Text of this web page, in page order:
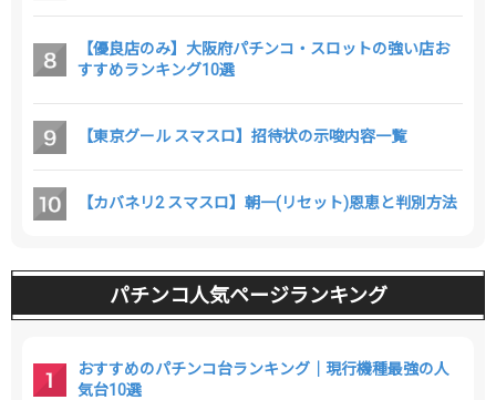
【優良店のみ】大阪府パチンコ・スロットの強い店お
すすめランキング10選
【東京グール スマスロ】招待状の示唆内容一覧
【カバネリ2 スマスロ】朝一(リセット)恩恵と判別方法
パチンコ人気ページランキング
おすすめのパチンコ台ランキング｜現行機種最強の人
気台10選